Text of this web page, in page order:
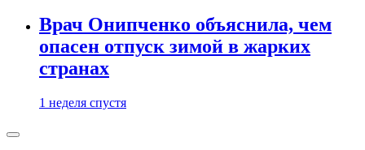
Врач Онипченко объяснила, чем
опасен отпуск зимой в жарких
странах
1 неделя спустя